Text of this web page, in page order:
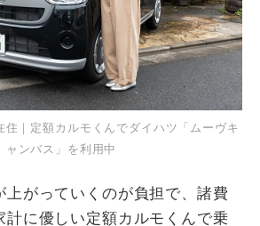
住｜定額カルモくんでダイハツ「ムーヴキ
ャンバス」を利用中
上がっていくのが負担で、諸費
計に優しい定額カルモくんで乗